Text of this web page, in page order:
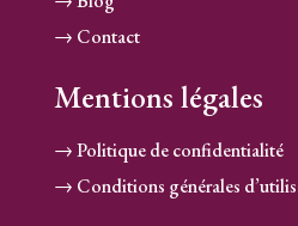
→ Contact
Mentions légales
→ Politique de confidentialité
→ Conditions générales